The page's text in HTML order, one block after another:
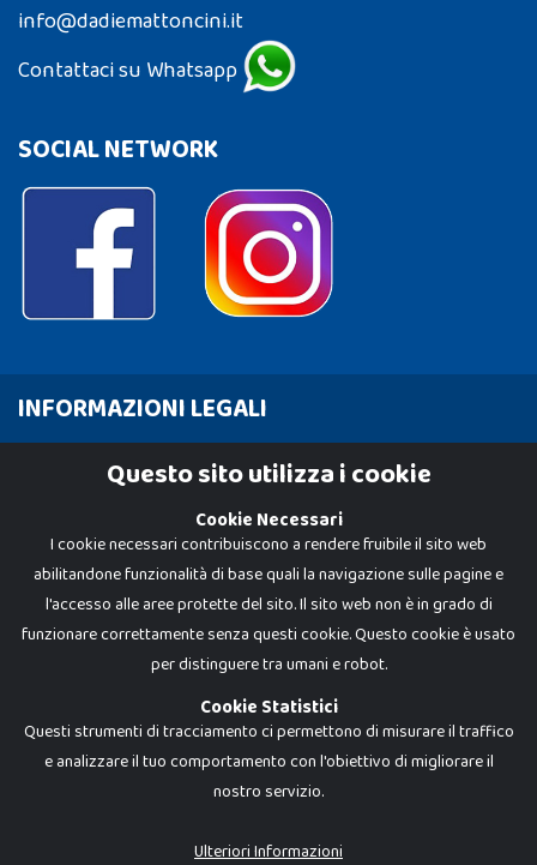
info@dadiemattoncini.it
Contattaci su Whatsapp
SOCIAL NETWORK
INFORMAZIONI LEGALI
Cookie Policy
Dadi e Mattoncini è un brand di Giocabene Srl. Ogni riproduzione o utilizzo non
I prezzi e le promozioni pubblicate potrebbero differire da quanto esposto in
Questo sito utilizza i cookie
Cookie Necessari
I cookie necessari contribuiscono a rendere fruibile il sito web
abilitandone funzionalità di base quali la navigazione sulle pagine e
l'accesso alle aree protette del sito. Il sito web non è in grado di
funzionare correttamente senza questi cookie. Questo cookie è usato
per distinguere tra umani e robot.
Cookie Statistici
Questi strumenti di tracciamento ci permettono di misurare il traffico
e analizzare il tuo comportamento con l'obiettivo di migliorare il
nostro servizio.
Ulteriori Informazioni